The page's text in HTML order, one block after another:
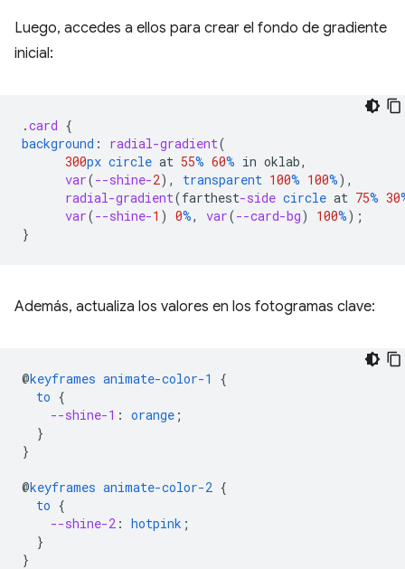
Luego, accedes a ellos para crear el fondo de gradiente
inicial:
.card {
background : radial-gradient(
300px circle at 55% 60% in oklab,
var(--shine-2), transparent 100% 100%),
radial-gradient(farthest-side circle at 75% 30
var(--shine-1 ) 0%, var(--card-bg) 100%);
}
Además, actualiza los valores en los fotogramas clave:
@keyframes animate-color-1
{
to {
--shine-1 : orange ;
}
}
@keyframes animate-color-2 {
to {
--shine-2 : hotpink ;
}
}